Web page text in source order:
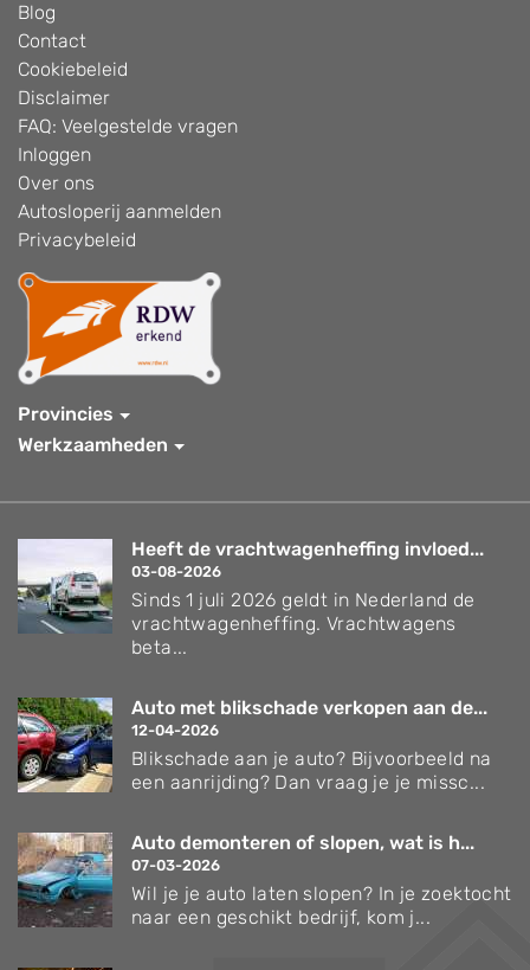
Blog
Contact
Cookiebeleid
Disclaimer
FAQ: Veelgestelde vragen
Inloggen
Over ons
Autosloperij aanmelden
Privacybeleid
Provincies
Werkzaamheden
Heeft de vrachtwagenheffing invloed...
03-08-2026
Sinds 1 juli 2026 geldt in Nederland de
vrachtwagenheffing. Vrachtwagens
beta...
Auto met blikschade verkopen aan de...
12-04-2026
Blikschade aan je auto? Bijvoorbeeld na
een aanrijding? Dan vraag je je missc...
Auto demonteren of slopen, wat is h...
07-03-2026
Wil je je auto laten slopen? In je zoektocht
naar een geschikt bedrijf, kom j...